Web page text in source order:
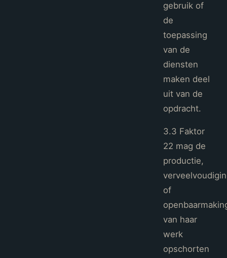
gebruik of
de
toepassing
van de
diensten
maken deel
uit van de
opdracht.
3.3 Faktor
22 mag de
productie,
of
van haar
werk
opschorten